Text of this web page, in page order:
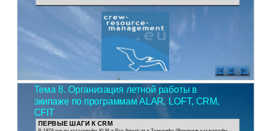
Тема 8. Организация летной работы в
экипаже по программам ALAR, LOFT, CRM,
CFIT
ПЕРВЫЕ ШАГИ К CRM